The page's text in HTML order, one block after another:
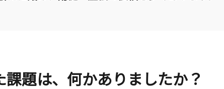
題は、何かありましたか？